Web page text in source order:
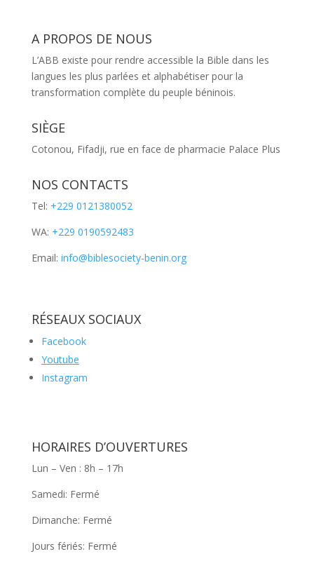
A PROPOS DE NOUS
L’ABB existe pour rendre accessible la Bible dans les
langues les plus parlées et alphabétiser pour la
transformation complète du peuple béninois.
SIÈGE
Cotonou, Fifadji, rue en face de pharmacie Palace Plus
NOS CONTACTS
Tel: +229 0121380052
WA: +229 0190592483
Email: info@biblesociety-benin.org
RÉSEAUX SOCIAUX
Facebook
Youtube
Instagram
HORAIRES D’OUVERTURES
Lun – Ven : 8h – 17h
Samedi: Fermé
Dimanche: Fermé
Jours fériés: Fermé